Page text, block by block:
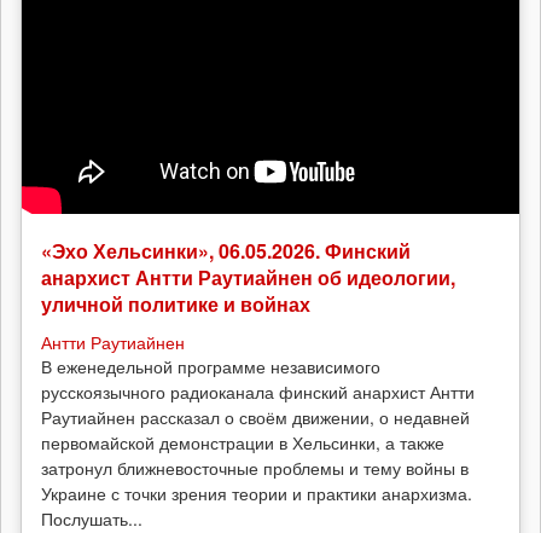
«Эхо Хельсинки», 06.05.2026. Финский
анархист Антти Раутиайнен об идеологии,
уличной политике и войнах
Антти Раутиайнен
В еженедельной программе независимого
русскоязычного радиоканала финский анархист Антти
Раутиайнен рассказал о своём движении, о недавней
первомайской демонстрации в Хельсинки, а также
затронул ближневосточные проблемы и тему войны в
Украине с точки зрения теории и практики анархизма.
Послушать...